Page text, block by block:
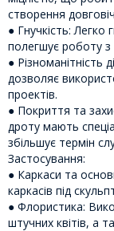
створення
● Гнучкість:
полегшує роботу
● Різноманітність
дозволяє
проектів.
● Покриття та
дроту мають
збільшує термін
Застосування:
● Каркаси та
каркасів під
● Флористика:
штучних квітів, а